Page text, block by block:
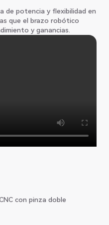
de potencia y flexibilidad en
que el brazo robótico
y ganancias.
con pinza doble